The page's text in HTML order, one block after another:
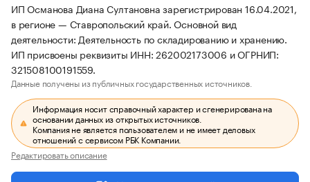
ИП Османова Диана Султановна зарегистрирован 16.04.2021,
в регионе — Ставропольский край. Основной вид
деятельности: Деятельность по складированию и хранению.
ИП присвоены реквизиты ИНН: 262002173006 и ОГРНИП:
321508100191559.
Данные получены из публичных государственных источников.
Информация носит справочный характер и сгенерирована на
основании данных из открытых источников.
Компания не является пользователем и не имеет деловых
отношений с сервисом РБК Компании.
Редактировать описание